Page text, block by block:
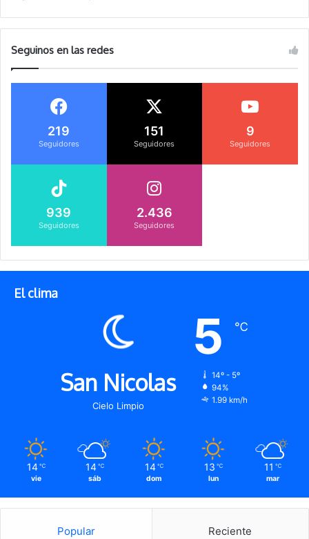
Seguinos en las redes
219
Seguidores
151
Seguidores
9
Seguidores
939
Seguidores
2.436
Seguidores
El clima
San Nicolas
Cielo Limpio
5 ℃
14º - 5º
94%
1.99 km/h
14 ℃
vie
14 ℃
sáb
14 ℃
dom
13 ℃
lun
11 ℃
mar
Popular Reciente